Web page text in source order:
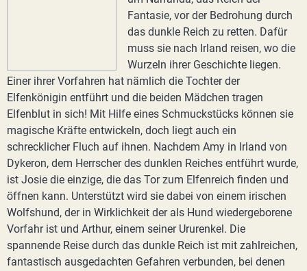
Fantasie, vor der Bedrohung durch
das dunkle Reich zu retten. Dafür
muss sie nach Irland reisen, wo die
Wurzeln ihrer Geschichte liegen.
Einer ihrer Vorfahren hat nämlich die Tochter der
Elfenkönigin entführt und die beiden Mädchen tragen
Elfenblut in sich! Mit Hilfe eines Schmuckstücks können sie
magische Kräfte entwickeln, doch liegt auch ein
schrecklicher Fluch auf ihnen. Nachdem Amy in Irland von
Dykeron, dem Herrscher des dunklen Reiches entführt wurde,
ist Josie die einzige, die das Tor zum Elfenreich finden und
öffnen kann. Unterstützt wird sie dabei von einem irischen
Wolfshund, der in Wirklichkeit der als Hund wiedergeborene
Vorfahr ist und Arthur, einem seiner Ururenkel. Die
spannende Reise durch das dunkle Reich ist mit zahlreichen,
fantastisch ausgedachten Gefahren verbunden, bei denen